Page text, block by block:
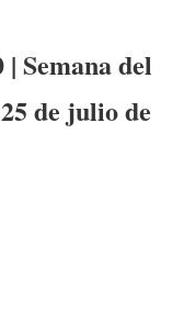
Semana del
de julio de